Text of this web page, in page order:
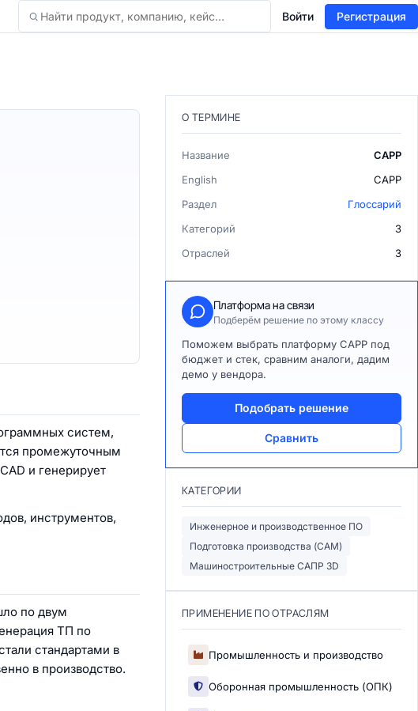
Найти Войти Регистрация
систем,
промежуточным
и генерирует
инструментов,
по двум
ТП по
стандартами в
в производство.
О ТЕРМИНЕ
Название
CAPP
English
CAPP
Раздел
Глоссарий
Категорий
3
Отраслей
3
Платформа на связи
Подберём решение по этому классу
Поможем выбрать платформу CAPP под
бюджет и стек, сравним аналоги, дадим
демо у вендора.
Подобрать решение
Сравнить
КАТЕГОРИИ
Инженерное и производственное ПО
Подготовка производства (CAM)
Машиностроительные САПР 3D
ПРИМЕНЕНИЕ ПО ОТРАСЛЯМ
Промышленность и производство
Оборонная промышленность (ОПК)